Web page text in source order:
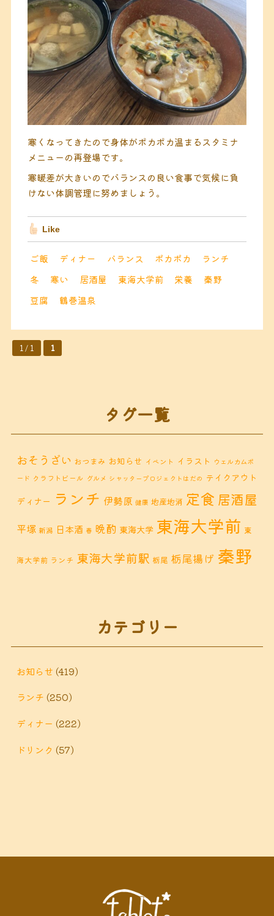
寒くなってきたので身体がポカポカ温まるスタミナ
メニューの再登場です。
寒暖差が大きいのでバランスの良い食事で気候に負
けない体調管理に努めましょう。
Like
ご飯 ディナー バランス ポカポカ
ランチ
冬
寒い 居酒屋 東海大学前 栄養
秦野
豆腐
鶴巻温泉
1 / 1 1
タグ一覧
おそうざい おつまみ お知らせ イベント イラスト ウェルカムボ
ード クラフトビール グルメ シャッタープロジェクトはだの テイクアウト
ディナー ランチ 伊勢原 健康 地産地消 定食 居酒屋
平塚 新潟 日本酒 春 晩酌 東海大学 東海大学前 東
海大学前 ランチ 東海大学前駅 栃尾 栃尾揚げ 秦野
鶴巻 カフェ
ィナー鶴巻 ランチ
泉鶴巻温泉駅
カテゴリー
お知らせ (419)
ランチ (250)
ディナー (222)
ドリンク (57)